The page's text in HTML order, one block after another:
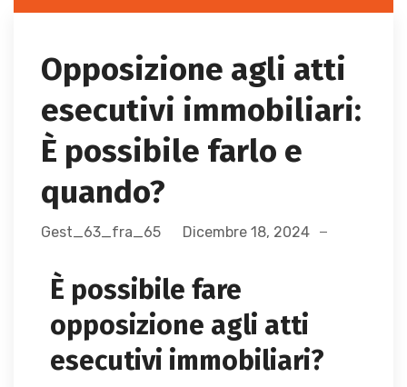
Opposizione agli atti
esecutivi immobiliari:
È possibile farlo e
quando?
Gest_63_fra_65 Dicembre 18, 2024
È possibile fare
opposizione agli atti
esecutivi immobiliari?